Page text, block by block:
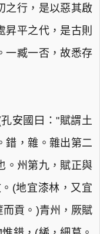
之行，是以惡其啟
平之代，是古則
一臧一否，故悉存
安國曰："賦謂土
錯，雜。雜出第二
。州第九，賦正與
(地宜漆林，又宜
貢。)青州，厥賦